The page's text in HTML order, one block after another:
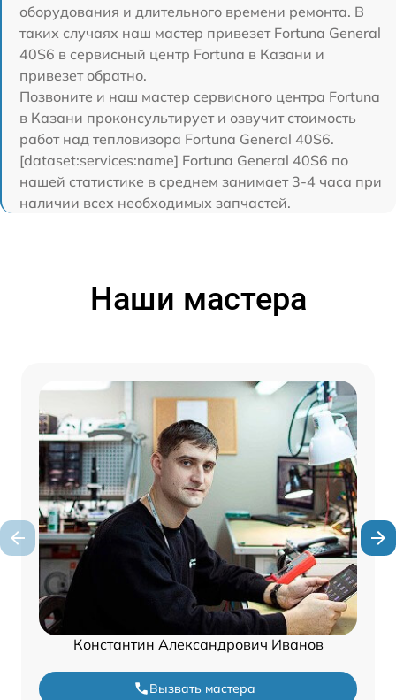
оборудования и длительного времени ремонта. В
таких случаях наш мастер привезет Fortuna General
40S6 в сервисный центр Fortuna в Казани и
привезет обратно.
Позвоните и наш мастер сервисного центра Fortuna
в Казани проконсультирует и озвучит стоимость
работ над тепловизора Fortuna General 40S6.
[dataset:services:name] Fortuna General 40S6 по
нашей статистике в среднем занимает 3-4 часа при
наличии всех необходимых запчастей.
Наши мастера
Константин Александрович Иванов
Вызвать мастера